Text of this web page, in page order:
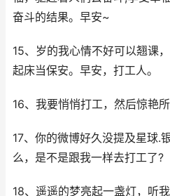
奋斗的结果。早安~
15、岁的我心情不好可以翘课
起床当保安。早安，打工人。
16、我要悄悄打工，然后惊艳
17、你的微博好久没提及星球.
么，是不是跟我一样去打工了?
18、遥遥的梦亮起一盏灯，听